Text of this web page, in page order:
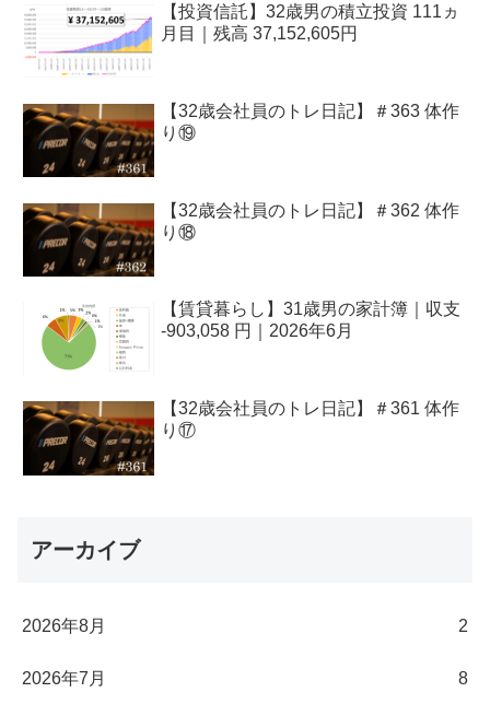
【投資信託】32歳男の積立投資 111ヵ
月目｜残高 37,152,605円
【32歳会社員のトレ日記】＃363 体作
り⑲
【32歳会社員のトレ日記】＃362 体作
り⑱
【賃貸暮らし】31歳男の家計簿｜収支
-903,058 円｜2026年6月
【32歳会社員のトレ日記】＃361 体作
り⑰
アーカイブ
2026年8月 2
2026年7月 8